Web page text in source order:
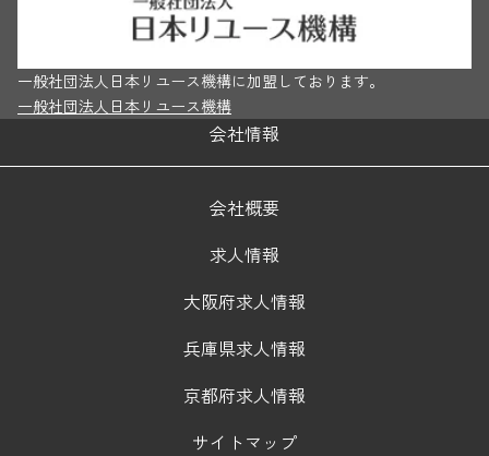
一般社団法人日本リユース機構に加盟しております。
一般社団法人日本リユース機構
会社情報
会社概要
求人情報
大阪府求人情報
兵庫県求人情報
京都府求人情報
サイトマップ